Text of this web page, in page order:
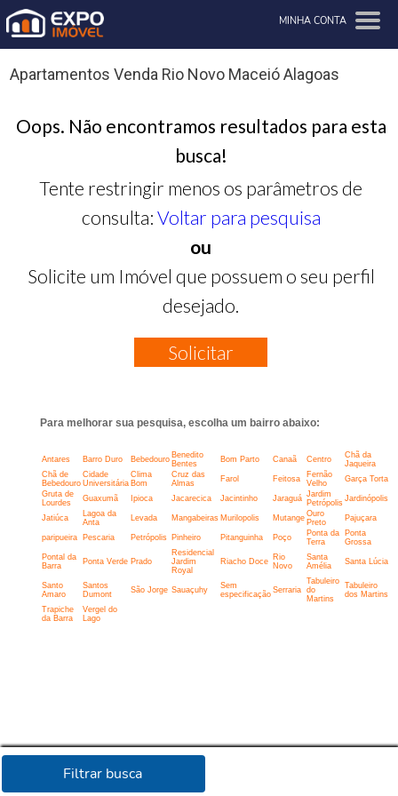
MINHA CONTA
Filtrar busca
Apartamentos Venda Rio Novo Maceió Alagoas
Oops. Não encontramos resultados para esta
busca!
Tente restringir menos os parâmetros de
consulta: Voltar para pesquisa
ou
Solicite um Imóvel que possuem o seu perfil
desejado.
Solicitar
Para melhorar sua pesquisa, escolha um bairro abaixo:
Antares Barro Duro Bebedouro Benedito
Bentes
Bom Parto Canaã Centro
Chã da
Jaqueira
Chã de
Bebedouro
Cidade
Universitária
Clima
Bom
Cruz das
Almas
Farol Feitosa
Fernão
Velho
Garça Torta
Gruta de
Lourdes
Guaxumã Ipioca Jacarecica Jacintinho Jaraguá Jardim
Petrópolis Jardinópolis
Jatiúca
Lagoa da
Anta
Levada Mangabeiras Murilopolis Mutange Ouro
Preto
Pajuçara
paripueira Pescaria Petrópolis Pinheiro Pitanguinha Poço
Ponta da
Terra
Ponta
Grossa
Pontal da
Barra
Ponta Verde Prado
Residencial
Jardim
Royal
Riacho Doce
Rio
Novo
Santa
Amélia
Santa Lúcia
Santo
Amaro
Santos
Dumont
São Jorge Sauaçuhy
Sem
especificação Serraria
Tabuleiro
do
Martins
Tabuleiro
dos Martins
Trapiche
da Barra
Vergel do
Lago